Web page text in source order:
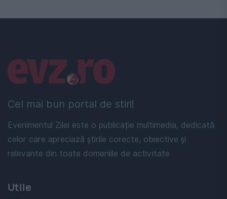
Cel mai bun portal de stiri!
Evenimentul Zilei este o publicație multimedia, dedicată
celor care apreciază știrile corecte, obiective și
relevante din toate domeniile de activitate
Linkuri utile
Utile